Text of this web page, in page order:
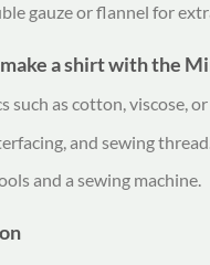
gauze or flannel for
a shirt with the
such as cotton, viscose,
and sewing thread.
and a sewing machine.